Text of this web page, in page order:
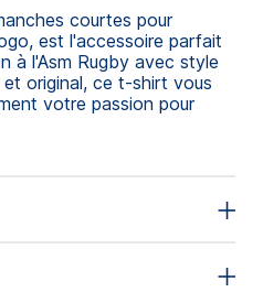
courtes pour
est l'accessoire parfait
à l'Asm Rugby avec style
original, ce t-shirt vous
votre passion pour